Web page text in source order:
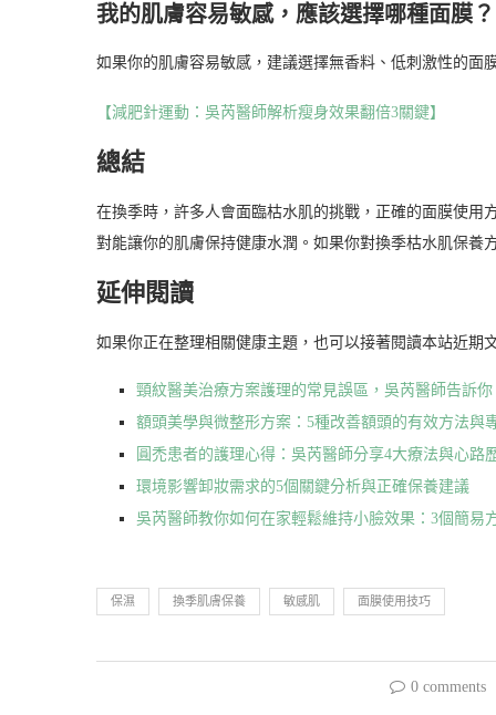
我的肌膚容易敏感，應該選擇哪種面膜？
如果你的肌膚容易敏感，建議選擇無香料、低刺激性的面
【減肥針運動：吳芮醫師解析瘦身效果翻倍3關鍵】
總結
在換季時，許多人會面臨枯水肌的挑戰，正確的面膜使用
對能讓你的肌膚保持健康水潤。如果你對換季枯水肌保養
延伸閱讀
如果你正在整理相關健康主題，也可以接著閱讀本站近期
頸紋醫美治療方案護理的常見誤區，吳芮醫師告訴你
額頭美學與微整形方案：5種改善額頭的有效方法與
圓禿患者的護理心得：吳芮醫師分享4大療法與心路
環境影響卸妝需求的5個關鍵分析與正確保養建議
吳芮醫師教你如何在家輕鬆維持小臉效果：3個簡易
保濕 換季肌膚保養 敏感肌 面膜使用技巧
0 comments